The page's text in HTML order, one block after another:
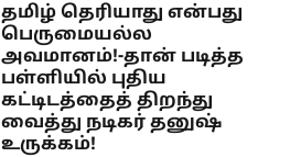
தமிழ் தெரியாது என்பது
பெருமையல்ல
அவமானம்!-தான் படித்த
பள்ளியில் புதிய
கட்டிடத்தைத் திறந்து
வைத்து நடிகர் தனுஷ்
உருக்கம்!